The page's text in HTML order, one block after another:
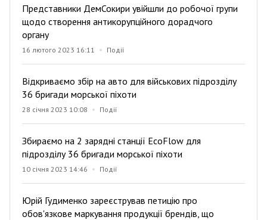
Представники ДемСокири увійшли до робочої групи
щодо створення антикорупційного дорадчого
органу
16 лютого 2023 16:11 Події
Відкриваємо збір на авто для військових підрозділу
36 бригади морської піхоти
28 січня 2023 10:08 Події
Збираємо на 2 зарядні станції EcoFlow для
підрозділу 36 бригади морської піхоти
10 січня 2023 14:46 Події
Юрій Гудименко зареєстрував петицію про
обов'язкове маркування продукції брендів, що